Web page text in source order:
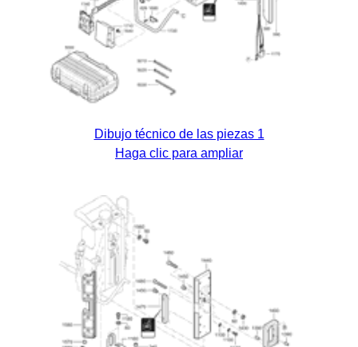
Dibujo técnico de las piezas 1
Haga clic para ampliar